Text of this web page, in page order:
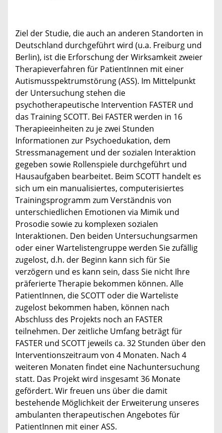
Ziel der Studie, die auch an anderen Standorten in
Deutschland durchgeführt wird (u.a. Freiburg und
Berlin), ist die Erforschung der Wirksamkeit zweier
Therapieverfahren für PatientInnen mit einer
Autismusspektrumstörung (ASS). Im Mittelpunkt
der Untersuchung stehen die
psychotherapeutische Intervention FASTER und
das Training SCOTT. Bei FASTER werden in 16
Therapieeinheiten zu je zwei Stunden
Informationen zur Psychoedukation, dem
Stressmanagement und der sozialen Interaktion
gegeben sowie Rollenspiele durchgeführt und
Hausaufgaben bearbeitet. Beim SCOTT handelt es
sich um ein manualisiertes, computerisiertes
Trainingsprogramm zum Verständnis von
unterschiedlichen Emotionen via Mimik und
Prosodie sowie zu komplexen sozialen
Interaktionen. Den beiden Untersuchungsarmen
oder einer Wartelistengruppe werden Sie zufällig
zugelost, d.h. der Beginn kann sich für Sie
verzögern und es kann sein, dass Sie nicht Ihre
präferierte Therapie bekommen können. Alle
PatientInnen, die SCOTT oder die Warteliste
zugelost bekommen haben, können nach
Abschluss des Projekts noch an FASTER
teilnehmen. Der zeitliche Umfang beträgt für
FASTER und SCOTT jeweils ca. 32 Stunden über den
Interventionszeitraum von 4 Monaten. Nach 4
weiteren Monaten findet eine Nachuntersuchung
statt. Das Projekt wird insgesamt 36 Monate
gefördert. Wir freuen uns über die damit
bestehende Möglichkeit der Erweiterung unseres
ambulanten therapeutischen Angebotes für
PatientInnen mit einer ASS.